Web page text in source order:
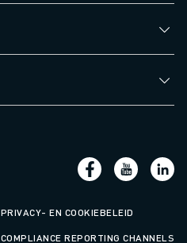
PRIVACY- EN COOKIEBELEID
COMPLIANCE REPORTING CHANNELS